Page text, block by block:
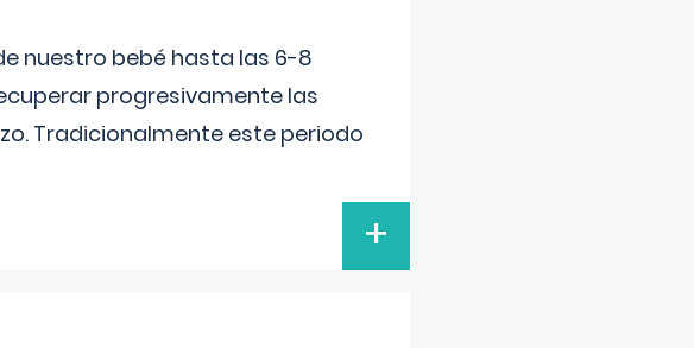
nuestro bebé hasta las 6-8
progresivamente las
Tradicionalmente este periodo
+